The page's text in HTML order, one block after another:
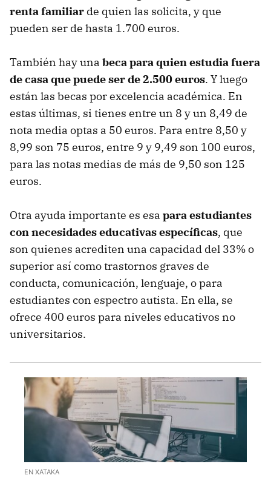
renta familiar de quien las solicita, y que
pueden ser de hasta 1.700 euros.
También hay una beca para quien estudia fuera
de casa que puede ser de 2.500 euros. Y luego
están las becas por excelencia académica. En
estas últimas, si tienes entre un 8 y un 8,49 de
nota media optas a 50 euros. Para entre 8,50 y
8,99 son 75 euros, entre 9 y 9,49 son 100 euros,
para las notas medias de más de 9,50 son 125
euros.
Otra ayuda importante es esa para estudiantes
con necesidades educativas específicas, que
son quienes acrediten una capacidad del 33% o
superior así como trastornos graves de
conducta, comunicación, lenguaje, o para
estudiantes con espectro autista. En ella, se
ofrece 400 euros para niveles educativos no
universitarios.
EN XATAKA